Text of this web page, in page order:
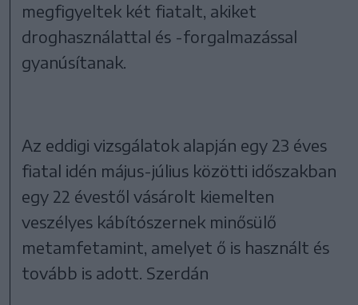
megfigyeltek két fiatalt, akiket
droghasználattal és -forgalmazással
gyanúsítanak.
Az eddigi vizsgálatok alapján egy 23 éves
fiatal idén május-július közötti időszakban
egy 22 évestől vásárolt kiemelten
veszélyes kábítószernek minősülő
metamfetamint, amelyet ő is használt és
tovább is adott. Szerdán